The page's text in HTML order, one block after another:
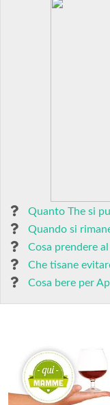
Quanto The si
Quando si
Cosa prendere
Che tisane
Cosa bere per